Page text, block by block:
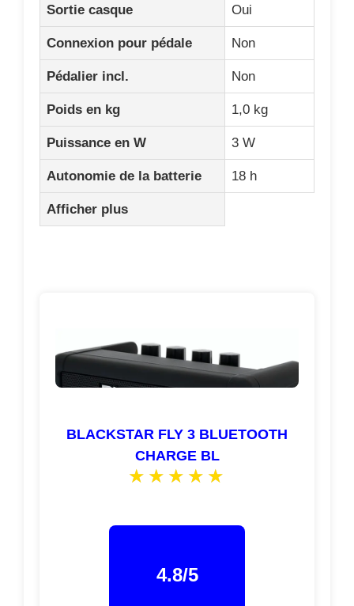
Sortie casque Oui
Connexion pour pédale Non
Pédalier incl. Non
Poids en kg 1,0 kg
Puissance en W 3 W
Autonomie de la batterie 18 h
Afficher plus
BLACKSTAR FLY 3 BLUETOOTH
CHARGE BL
4.8/5